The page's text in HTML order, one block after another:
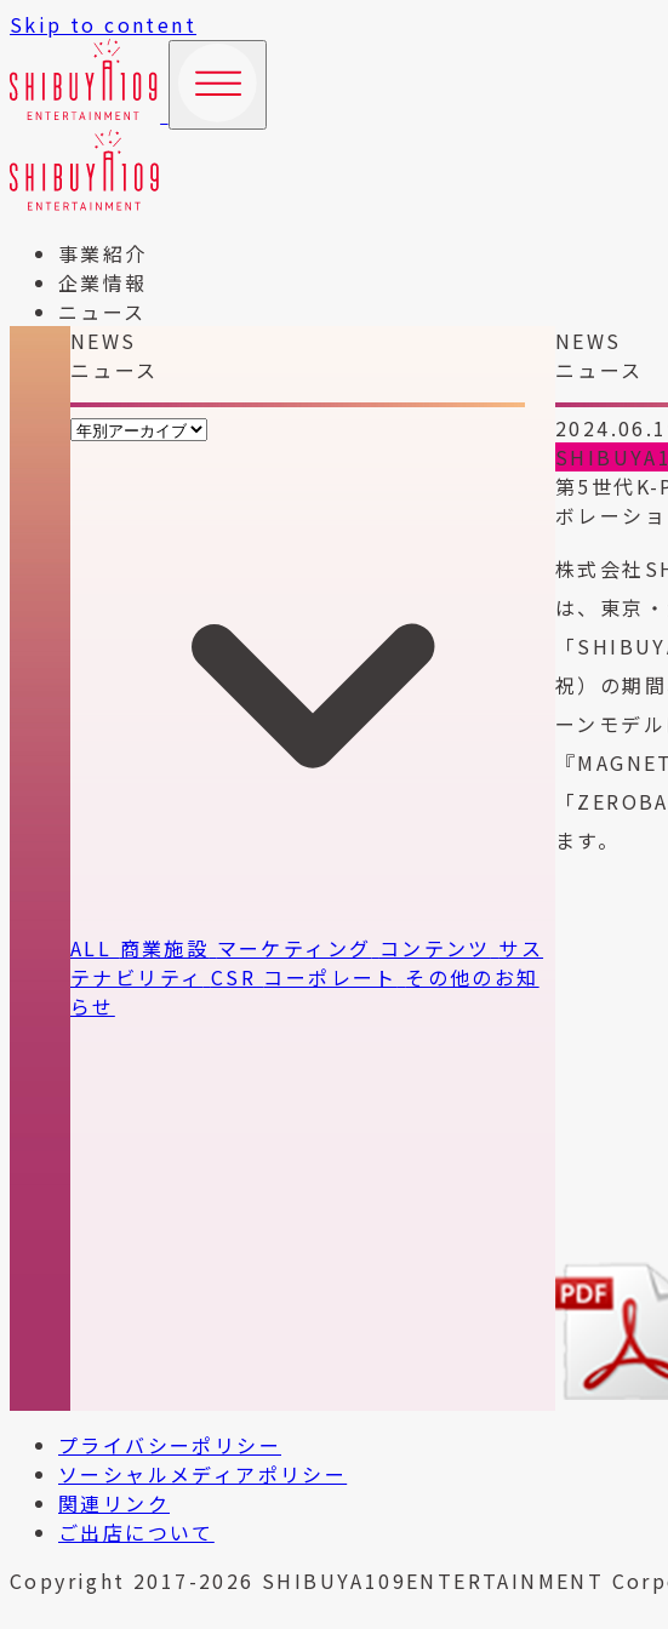
Skip to content
事業紹介
企業情報
ニュース
NEWS
ニュース
ALL 商業施設 マーケティング コンテンツ サス
テナビリティ CSR コーポレート その他のお知
らせ
NEWS
ニュース
第5世代K-
ボレーショ
株式会社
は、東京
「
祝）の期
ーンモデ
『
「
ます。
プライバシーポリシー
ソーシャルメディアポリシー
関連リンク
ご出店について
Copyright 2017-2026 SHIBUYA109ENTERTAINMENT